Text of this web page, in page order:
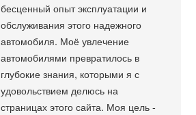
бесценный опыт эксплуатации и
обслуживания этого надежного
автомобиля. Моё увлечение
автомобилями превратилось в
глубокие знания, которыми я с
удовольствием делюсь на
страницах этого сайта. Моя цель -